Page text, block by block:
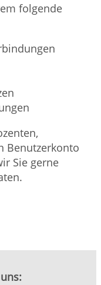
folgende
Benutzerkonto
Sie gerne